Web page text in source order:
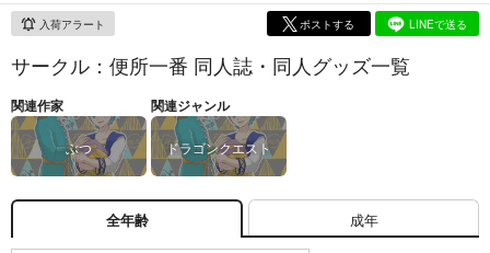
入荷アラート ポストする LINEで送る
サークル：便所一番 同人誌・同人グッズ一覧
関連作家
ぶつ
関連ジャンル
ドラゴンクエスト
全年齢 成年